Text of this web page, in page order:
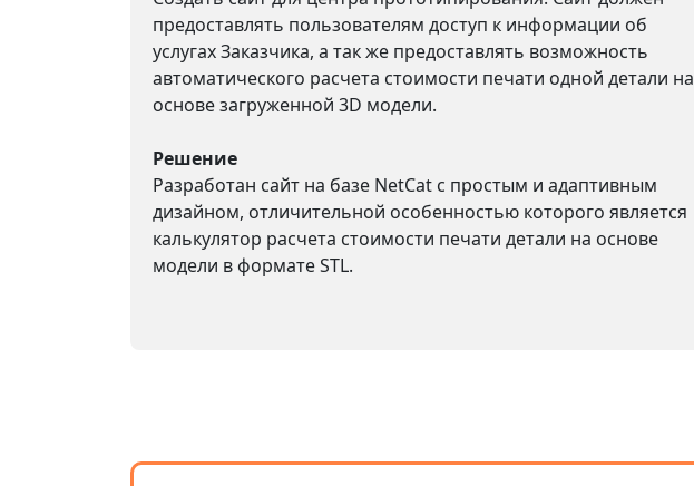
предоставлять пользователям доступ к информации об
услугах Заказчика, а так же предоставлять возможность
автоматического расчета стоимости печати одной детали на
основе загруженной 3D модели.
Решение
Разработан сайт на базе NetCat с простым и адаптивным
дизайном, отличительной особенностью которого является
калькулятор расчета стоимости печати детали на основе
модели в формате STL.